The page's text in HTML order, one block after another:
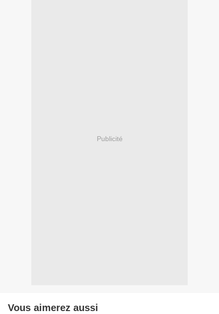
Publicité
Vous aimerez aussi